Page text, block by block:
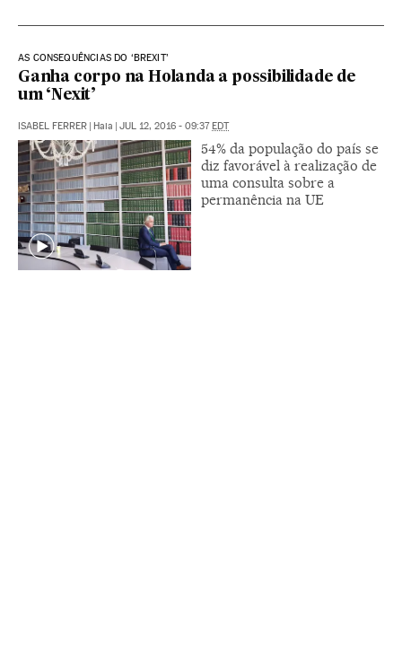
AS CONSEQUÊNCIAS DO ‘BREXIT’
Ganha corpo na Holanda a possibilidade de
um ‘Nexit’
ISABEL FERRER Haia JUL 12, 2016 - 09:37 EDT
54% da população do país se
diz favorável à realização de
uma consulta sobre a
permanência na UE